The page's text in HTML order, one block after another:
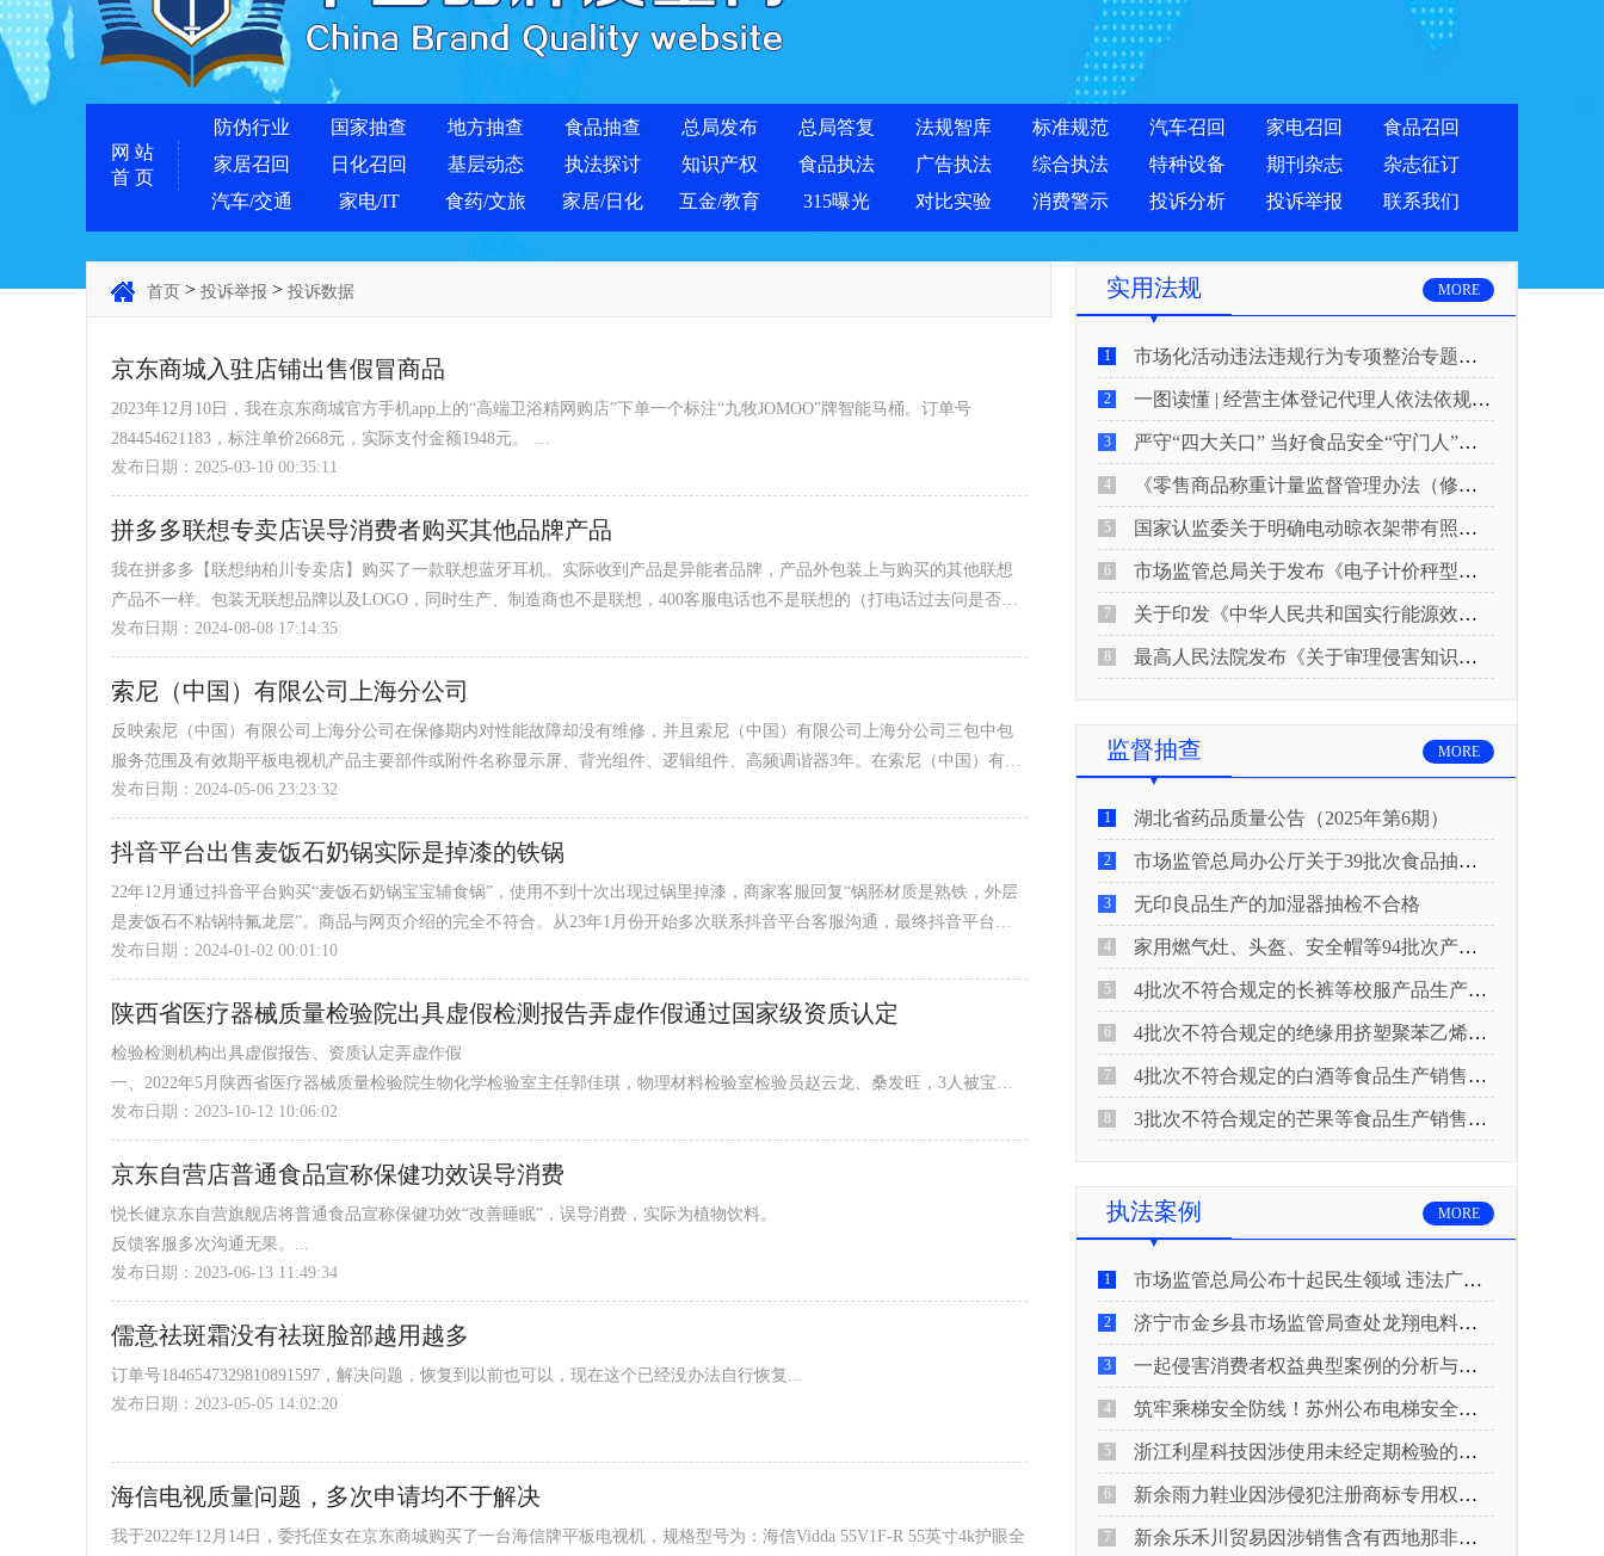
网 站
首 页
防伪行业 国家抽查 地方抽查 食品抽查 总局发布 总局答复 法规智库 标准规范 汽车召回 家电召回
食品召回
家居召回
日化召回 基层动态 执法探讨 知识产权 食品执法 广告执法 综合执法 特种设备 期刊杂志
杂志征订
汽车/交通
家电/IT 食药/文旅 家居/日化 互金/教育 315曝光 对比实验 消费警示 投诉分析 投诉举报 联系我们
首页 > 投诉举报 > 投诉数据
京东商城入驻店铺出售假冒商品
2023年12月10日，我在京东商城官方手机app上的“高端卫浴精网购店”下单一个标注“九牧JOMOO”牌智能马桶。订单号
284454621183，标注单价2668元，实际支付金额1948元。
2024年2月23日，申请开发票未果。
2024年8月26日，智能马桶角阀漏水，导致楼下渗水投诉索赔。当天，我试图与京东卖家联系维修问题，发现店铺已关店，并
发现订单快照中标题文字、详情页和图片中均标注“九牧”“JOMOO”字样，但最后结尾处表格出现“九牧王”字样，我怀疑该店
铺售假。随后，我与...
发布日期：2025-03-10 00:35:11
拼多多联想专卖店误导消费者购买其他品牌产品
我在拼多多【联想纳柏川专卖店】购买了一款联想蓝牙耳机。实际收到产品是异能者品牌，产品外包装上与购买的其他联想
产品不一样。包装无联想品牌以及LOGO，同时生产、制造商也不是联想，400客服电话也不是联想的（打电话过去问是否联
想售后电话客服回答是‘异能者售后’）。 【联想纳柏川专卖店】既然是专卖店应该就是专门售卖联想品牌的产品，然而实际
确是在借联想的品牌影响力来误导我购买了其他品牌的产品。拼多多客服电话我说就是联想的，我让他提供...
发布日期：2024-08-08 17:14:35
索尼（中国）有限公司上海分公司
反映索尼（中国）有限公司上海分公司在保修期内对性能故障却没有维修，并且索尼（中国）有限公司上海分公司三包中包
服务范围及有效期平板电视机产品主要部件或附件名称显示屏、背光组件、逻辑组件、高频调谐器3年。在索尼（中国）有限
公司上海分公司购买并于2024年2月8日激活正常使用的，5月2日晚上8点7分开机到正常观看，屏幕无黑点与线条，但是晚上
到9点28分的时候突然有黑点，才到屏幕前查看，居然屏幕破裂了。当时在场有三人都在沙发上观看，三人三双眼6只眼都在9
点28分看到黑点与线条，没有小朋友在家，都在安静的坐在沙发上...
发布日期：2024-05-06 23:23:32
抖音平台出售麦饭石奶锅实际是掉漆的铁锅
22年12月通过抖音平台购买“麦饭石奶锅宝宝辅食锅”，使用不到十次出现过锅里掉漆，商家客服回复“锅胚材质是熟铁，外层
是麦饭石不粘锅特氟龙层”。商品与网页介绍的完全不符合。从23年1月份开始多次联系抖音平台客服沟通，最终抖音平台客
服表示只要商家的锅含有一小粒麦饭石就不是假货。涂漆的铁锅打着麦饭石奶锅宝宝辅食锅的的旗号误导消费者购买来为孩
子做饭，简直就是慢性谋杀幼小的生命。借此希望能抖音平台联合不良商家虚假宣传，避免更多消费者受到伤害。...
发布日期：2024-01-02 00:01:10
陕西省医疗器械质量检验院出具虚假检测报告弄虚作假通过国家级资质认定
检验检测机构出具虚假报告、资质认定弄虚作假
一、2022年5月陕西省医疗器械质量检验院生物化学检验室主任郭佳琪，物理材料检验室检验员赵云龙、桑发旺，3人被宝鸡
市渭滨区纪委立案调查，11月1日结案。调查发现3人组成团伙，在新冠疫情防护用品医用防护服检测中收受企业贿赂，篡改
检测数据，调换样品，出具虚假报告。3人分别被“双开”或开除并移送司法部门。陕西市场局纪检组领导康红组长在以案促改
大会上介绍了案件相关内容，纪委调查发现该团伙作案近2年多时间，涉及企业30多家，收受贿赂50多万。时间长，涉及面
广...
发布日期：2023-10-12 10:06:02
京东自营店普通食品宣称保健功效误导消费
悦长健京东自营旗舰店将普通食品宣称保健功效“改善睡眠”，误导消费，实际为植物饮料。
反馈客服多次沟通无果。...
发布日期：2023-06-13 11:49:34
儒意祛斑霜没有祛斑脸部越用越多
订单号1846547329810891597，解决问题，恢复到以前也可以，现在这个已经没办法自行恢复...
发布日期：2023-05-05 14:02:20
海信电视质量问题，多次申请均不于解决
我于2022年12月14日，委托侄女在京东商城购买了一台海信牌平板电视机，规格型号为：海信Vidda 55V1F-R 55英寸4k护眼全
实用法规 MORE
1 市场化活动违法违规行为专项整治专题新闻发布会实录
2 一图读懂 | 经营主体登记代理人依法依规履行反洗钱义务
3 严守“四大关口” 当好食品安全“守门人”！5月20日起，网络食品销售新规正式实施
4 《零售商品称重计量监督管理办法（修正草案征求意见稿）》公开征求意见
5 国家认监委关于明确电动晾衣架带有照明功能的产品强制性产品认证要求的公告
6 市场监管总局关于发布《电子计价秤型式评价大纲（试行）》《电子计价秤检定规程（试行）》的公告
7 关于印发《中华人民共和国实行能源效率标识的产品目录(2026年版)》及相关实施规则的通知(发改环资规〔2026〕550号)
8 最高人民法院发布《关于审理侵害知识产权民事纠纷案件适用惩罚性赔偿的解释》
监督抽查 MORE
1 湖北省药品质量公告（2025年第6期）
2 市场监管总局办公厅关于39批次食品抽检不合格情况的通报
3 无印良品生产的加湿器抽检不合格
4 家用燃气灶、头盔、安全帽等94批次产品抽查不合格！
5 4批次不符合规定的长裤等校服产品生产销售企业被济南市市场监管局通报！
6 4批次不符合规定的绝缘用挤塑聚苯乙烯泡沫板（XPS）等产品生产销售企业被广元市市场监督管理局通报！
7 4批次不符合规定的白酒等食品生产销售企业被重庆市市场监督管理局通告！
8 3批次不符合规定的芒果等食品生产销售企业被长治市屯留区市场监督管理局公告！
执法案例 MORE
1 市场监管总局公布十起民生领域 违法广告典型案例
2 济宁市金乡县市场监管局查处龙翔电料批发部非法销售电线电缆案
3 一起侵害消费者权益典型案例的分析与启示
4 筑牢乘梯安全防线！苏州公布电梯安全领域典型案例
5 浙江利星科技因涉使用未经定期检验的压力管道被查
6 新余雨力鞋业因涉侵犯注册商标专用权被查
7 新余乐禾川贸易因涉销售含有西地那非的保健食品被查